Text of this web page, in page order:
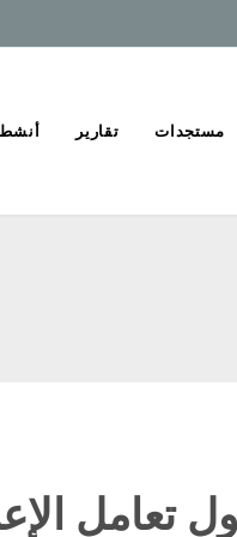
مستجدات تقارير
تعامل